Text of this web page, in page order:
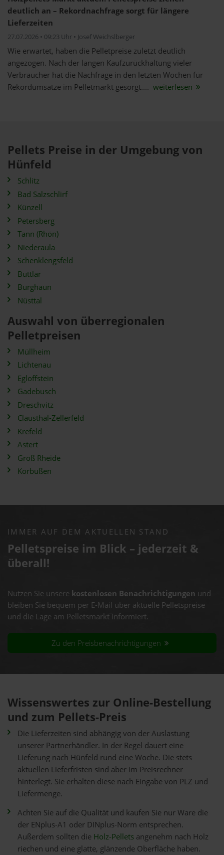
deutlich an – Rekordnachfrage sorgt für längere
Lieferzeiten
27.07.2026 • 09:23 Uhr • Josef Weichslberger
Wie erwartet, haben die Pelletpreise zuletzt deutlich
angezogen. Nach der langen Kaufzurückhaltung vieler
Verbraucher hat die Nachfrage in den letzten Wochen für
Rekordumsätze im Pelletmarkt gesorgt.... weiterlesen
Pellets Preise in der Umgebung von
Hünfeld
Schlitz
Bad Salzschlirf
Künzell
Petersberg
Tann (Rhön)
Niederaula
Schenklengsfeld
Buttlar
Burghaun
Nüsttal
Auswahl von überregionalen
Pelletpreisen
Müllheim
Lichtenau
Egloffstein
Gadebusch
Dreschvitz
Clausthal-Zellerfeld
Krefeld
Astert
Groß Rheide
Korbußen
IMMER AUF DEM AKTUELLEN STAND
Pelletspreise im Blick – jederzeit &
überall!
Nutzen Sie unsere kostenlosen Benachrichtigungen und
bleiben Sie bequem per E-Mail über aktuelle Pelletspreise
und die Lage am Pelletsmarkt informiert.
Zu den Preisbenachrichtigungen
Wissenswertes zur Online-Bestellung
und zum Pellets-Preis
Die Lieferzeiten sind abhängig von der Auslastung
unserer Partnerhändler. In der Regel dauert eine
Lieferung nach Hünfeld rund eine Woche. Die stets
aktuellen Lieferfristen sind aber im Preisrechner
hinterlegt. Sie erhalten diese nach Eingabe von PLZ und
Liefermenge.
Achten Sie auf die Qualität und kaufen Sie nur Ware die
der ENplus-A1 oder DINplus-Norm entsprechen.
Außerdem sollten die Holz-Pellets angenehm nach Holz
riechen und eine glatte, glänzende Oberfläche haben.